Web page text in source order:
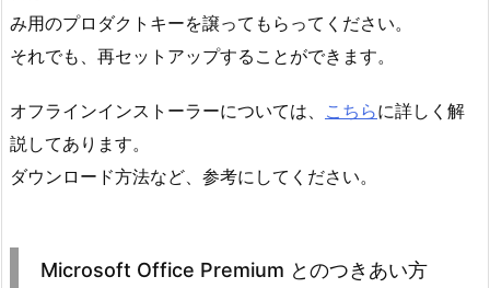
み用のプロダクトキーを譲ってもらってください。
それでも、再セットアップすることができます。
オフラインインストーラーについては、 こちらに詳しく解
説してあります。
ダウンロード方法など、参考にしてください。
Microsoft Office Premium とのつきあい方